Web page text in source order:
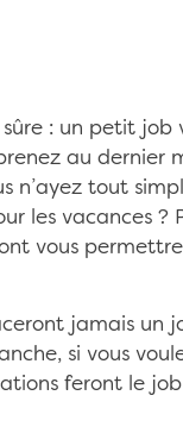
: un petit job
au dernier
n’ayez tout
les vacances ?
vous
jamais un
si vous
feront le job